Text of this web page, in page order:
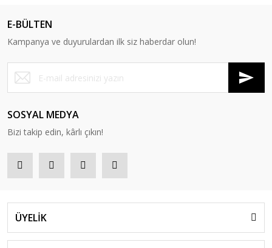
E-BÜLTEN
Kampanya ve duyurulardan ilk siz haberdar olun!
SOSYAL MEDYA
Bizi takip edin, kârlı çıkın!
ÜYELİK